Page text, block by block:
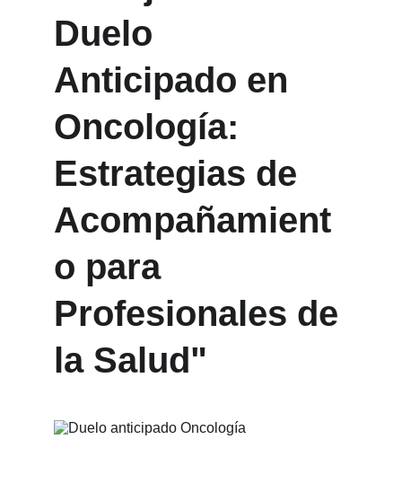
Duelo
Anticipado en
Oncología:
Estrategias de
Acompañamient
o para
Profesionales de
la Salud"